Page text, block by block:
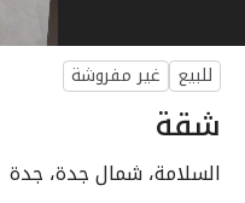
للبيع غير مفروشة
شقة
السلامة، شمال جدة، جدة